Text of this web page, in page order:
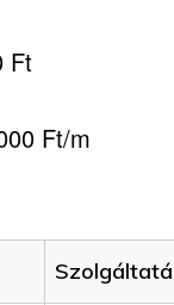
Ft
Ft/m